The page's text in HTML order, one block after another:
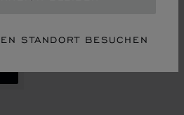
STANDORT BESUCHEN